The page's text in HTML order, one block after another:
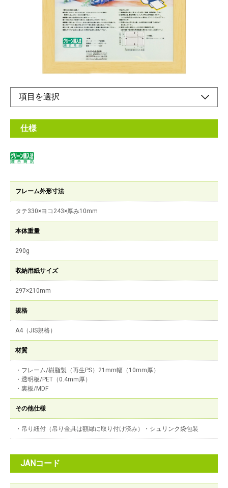
軽量設計！フレームには再生樹脂を使用した環境にやさしい額縁
オンラインショップ
仕様
フレーム外形寸法
タテ330×ヨコ243×厚み10mm
本体重量
290g
収納用紙サイズ
297×210mm
規格
A4（JIS規格）
材質
・フレーム/樹脂製（再生PS）21mm幅（10mm厚）
・透明板/PET（0.4mm厚）
・裏板/MDF
その他仕様
・吊り紐付（吊り金具は額縁に取り付け済み）・シュリンク袋包装
JANコード